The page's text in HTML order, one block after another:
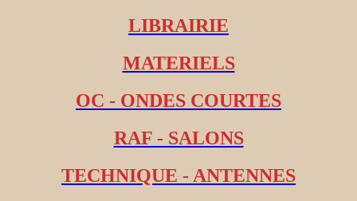
LIBRAIRIE
MATERIELS
OC - ONDES COURTES
RAF - SALONS
TECHNIQUE - ANTENNES